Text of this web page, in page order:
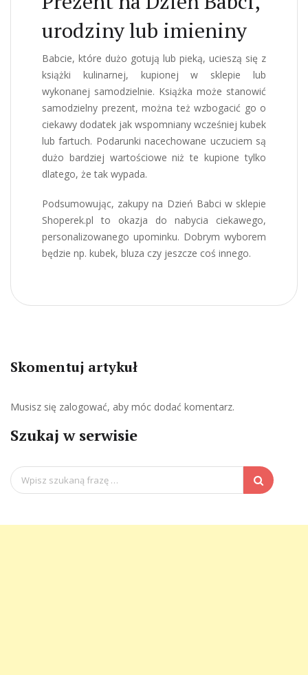
urodziny lub imieniny
Babcie, które dużo gotują lub pieką, ucieszą się z
książki kulinarnej, kupionej w sklepie lub
wykonanej samodzielnie. Książka może stanowić
samodzielny prezent, można też wzbogacić go o
ciekawy dodatek jak wspomniany wcześniej kubek
lub fartuch. Podarunki nacechowane uczuciem są
dużo bardziej wartościowe niż te kupione tylko
dlatego, że tak wypada.
Podsumowując, zakupy na Dzień Babci w sklepie
Shoperek.pl to okazja do nabycia ciekawego,
personalizowanego upominku. Dobrym wyborem
będzie np. kubek, bluza czy jeszcze coś innego.
Skomentuj artykuł
Musisz się zalogować, aby móc dodać komentarz.
Szukaj w serwisie
Search
for: